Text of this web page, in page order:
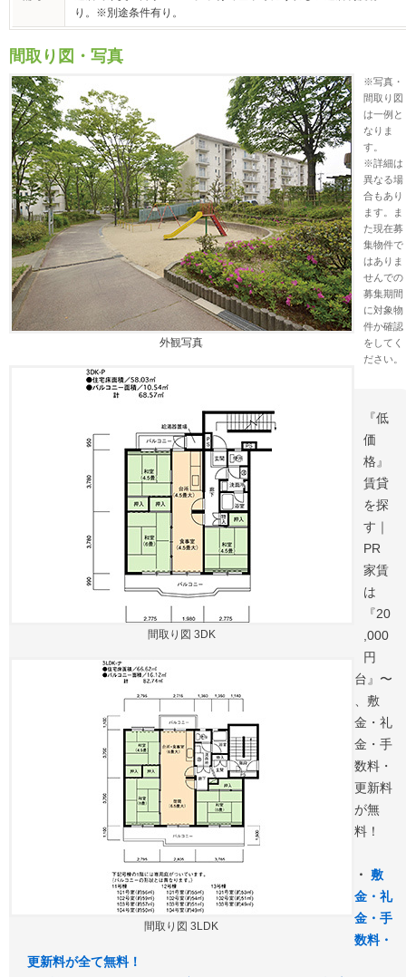
り。※別途条件有り。
間取り図・写真
外観写真
間取り図 3DK
間取り図 3LDK
※写真・
間取り図
は一例と
なりま
す。
※詳細は
異なる場
合もあり
ます。ま
た現在募
集物件で
はありま
せんでの
募集期間
に対象物
件か確認
をしてく
ださい。
『低
価
格』
賃貸
を探
す｜
PR
家賃
は
『20
,000
円
台』〜
、敷
金・礼
金・手
数料・
更新料
が無
料！
・ 敷
金・礼
金・手
数料・
更新料が全て無料！